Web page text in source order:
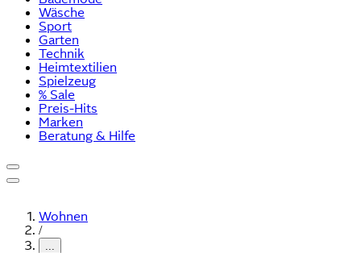
Wäsche
Sport
Garten
Technik
Heimtextilien
Spielzeug
% Sale
Preis-Hits
Marken
Beratung & Hilfe
Wohnen
/
...